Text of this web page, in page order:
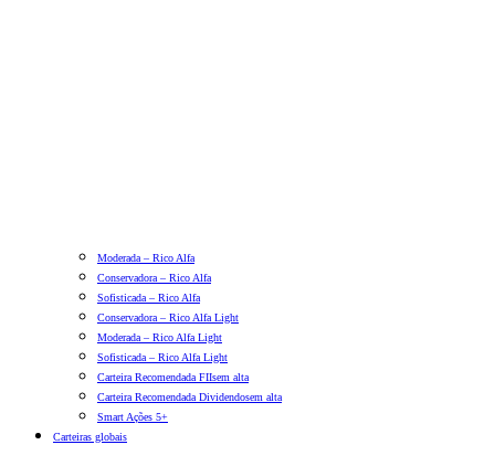
Moderada – Rico Alfa
Conservadora – Rico Alfa
Sofisticada – Rico Alfa
Conservadora – Rico Alfa Light
Moderada – Rico Alfa Light
Sofisticada – Rico Alfa Light
Carteira Recomendada FIIsem alta
Carteira Recomendada Dividendosem alta
Smart Ações 5+
Carteiras globais